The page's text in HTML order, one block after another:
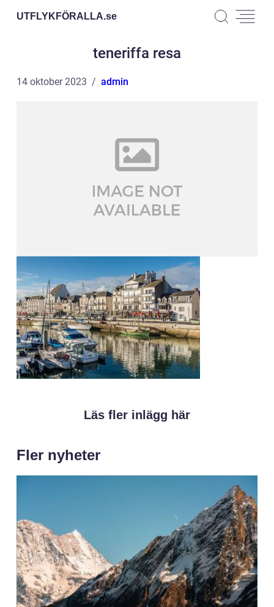
UTFLYKFÖRALLA.se
teneriffa resa
14 oktober 2023 admin
Läs fler inlägg här
Fler nyheter